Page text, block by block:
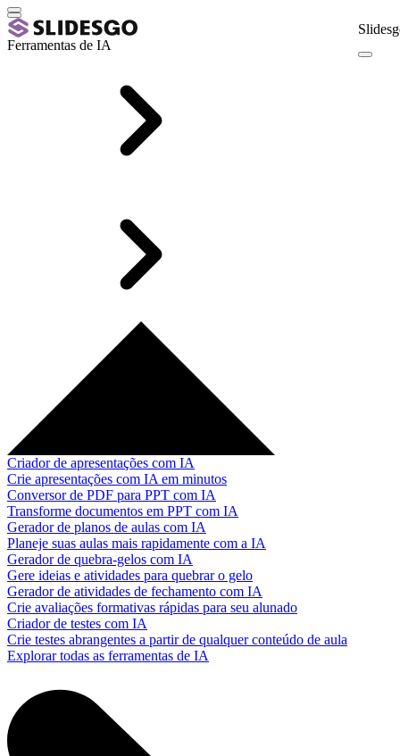
Ferramentas de IA
Criador de apresentações com IA
Crie apresentações com IA em minutos
Conversor de PDF para PPT com IA
Transforme documentos em PPT com IA
Gerador de planos de aulas com IA
Planeje suas aulas mais rapidamente com a IA
Gerador de quebra-gelos com IA
Gere ideias e atividades para quebrar o gelo
Gerador de atividades de fechamento com IA
Crie avaliações formativas rápidas para seu alunado
Criador de testes com IA
Crie testes abrangentes a partir de qualquer conteúdo de aula
Explorar todas as ferramentas de IA